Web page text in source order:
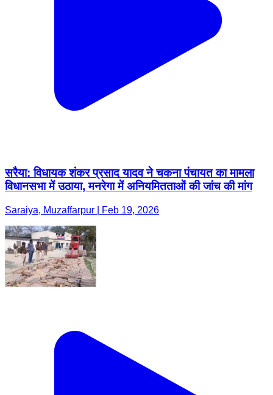
सरैया: विधायक शंकर प्रसाद यादव ने चकना पंचायत का मामला
विधानसभा में उठाया, मनरेगा में अनियमितताओं की जांच की मांग
Saraiya, Muzaffarpur | Feb 19, 2026